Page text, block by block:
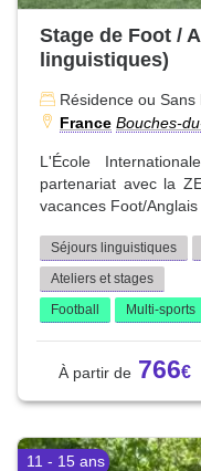
Stage de Foot /
linguistiques)
Résidence ou
France Bouches-
L'École
partenariat avec la
vacances Foot/Anglais
Séjours linguistiques
Ateliers et stages
Football
Multi-sports
766
11 - 15 ans